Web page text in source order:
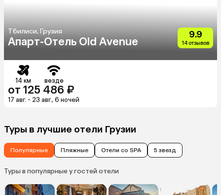
Тбилиси, Грузия
Апарт-Отель Old Avenue
9.9
14 отзывов
14 км везде
от 125 486 ₽
17 авг. - 23 авг., 6 ночей
Туры в лучшие отели Грузии
Популярные Пляжные Отели со SPA 5 звезд
Туры в популярные у гостей отели